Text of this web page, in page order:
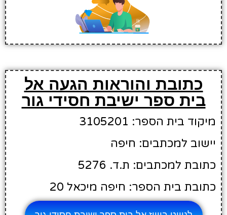
כתובת והוראות הגעה אל
בית ספר ישיבת חסידי גור
מיקוד בית הספר: 3105201
יישוב למכתבים: חיפה
כתובת למכתבים: ת.ד. 5276
כתובת בית הספר: חיפה מיכאל 20